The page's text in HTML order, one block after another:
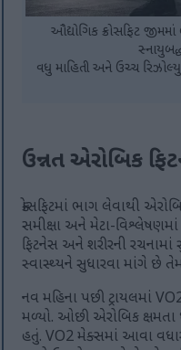
ઔદ્યોગિક ક્રોસફિટ
વધુ માહિતી અને ઉચ્ચ
ઉન્નત એરોબિક
ક્રોસફિટમાં ભાગ લેવાથી
સમીક્ષા અને મેટા-વિશ્લેષણમાં
ફિટનેસ અને શરીરની
સ્વાસ્થ્યને સુધારવા માંગે છે
નવ મહિના પછી ટ્રાયલમાં
મળ્યો. ઓછી એરોબિક ક્ષમતા
હતું. VO2 મેક્સમાં આવા